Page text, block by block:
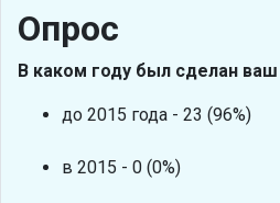
Опрос
В каком году был сделан ваш
до 2015 года - 23 (96%)
в 2015 - 0 (0%)